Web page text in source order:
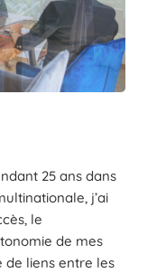
25 ans dans
j’ai
le
de mes
de liens entre les